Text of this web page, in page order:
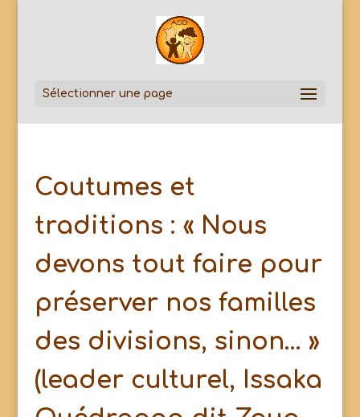
Sélectionner une page
Coutumes et
traditions : « Nous
devons tout faire pour
préserver nos familles
des divisions, sinon… »
(leader culturel, Issaka